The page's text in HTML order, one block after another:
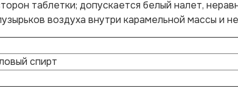
таблетки; допускается белый налет,
воздуха внутри карамельной массы и
спирт